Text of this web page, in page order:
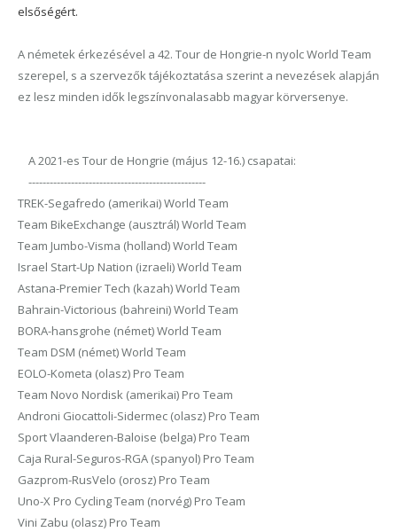
elsőségért.
A németek érkezésével a 42. Tour de Hongrie-n nyolc World Team
szerepel, s a szervezők tájékoztatása szerint a nevezések alapján
ez lesz minden idők legszínvonalasabb magyar körversenye.
A 2021-es Tour de Hongrie (május 12-16.) csapatai:
--------------------------------------------------
TREK-Segafredo (amerikai) World Team
Team BikeExchange (ausztrál) World Team
Team Jumbo-Visma (holland) World Team
Israel Start-Up Nation (izraeli) World Team
Astana-Premier Tech (kazah) World Team
Bahrain-Victorious (bahreini) World Team
BORA-hansgrohe (német) World Team
Team DSM (német) World Team
EOLO-Kometa (olasz) Pro Team
Team Novo Nordisk (amerikai) Pro Team
Androni Giocattoli-Sidermec (olasz) Pro Team
Sport Vlaanderen-Baloise (belga) Pro Team
Caja Rural-Seguros-RGA (spanyol) Pro Team
Gazprom-RusVelo (orosz) Pro Team
Uno-X Pro Cycling Team (norvég) Pro Team
Vini Zabu (olasz) Pro Team